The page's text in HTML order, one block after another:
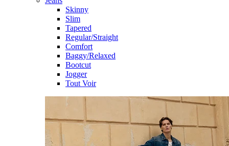
Skinny
Slim
Tapered
Regular/Straight
Comfort
Baggy/Relaxed
Bootcut
Jogger
Tout Voir